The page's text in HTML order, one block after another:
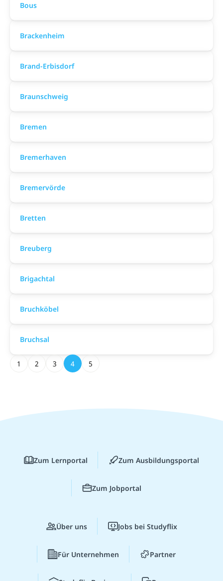
Bous
Brackenheim
Brand-Erbisdorf
Braunschweig
Bremen
Bremerhaven
Bremervörde
Bretten
Breuberg
Brigachtal
Bruchköbel
Bruchsal
1 2 3 4 5
Zum Lernportal Zum Ausbildungsportal
Zum Jobportal
Über uns Jobs bei Studyflix
Für Unternehmen Partner